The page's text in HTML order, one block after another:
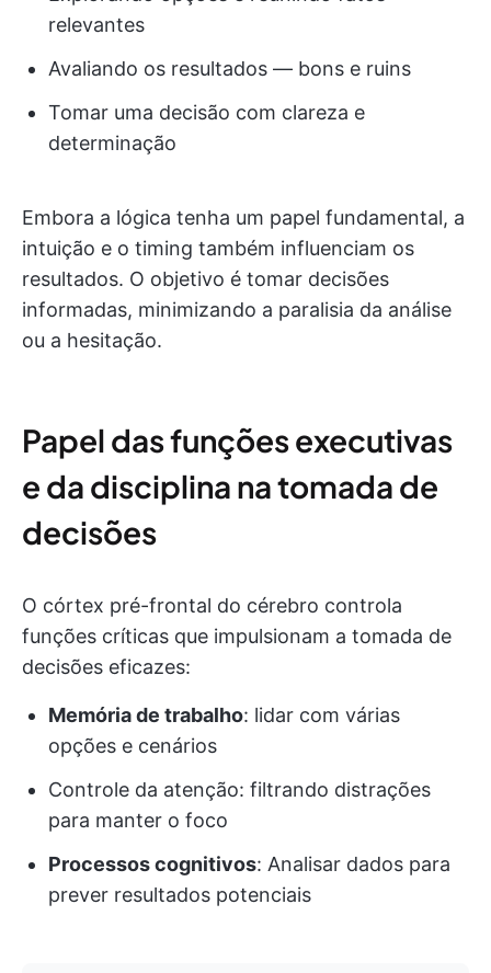
relevantes
Avaliando os resultados — bons e ruins
Tomar uma decisão com clareza e
determinação
Embora a lógica tenha um papel fundamental, a
intuição e o timing também influenciam os
resultados. O objetivo é tomar decisões
informadas, minimizando a paralisia da análise
ou a hesitação.
Papel das funções executivas
e da disciplina na tomada de
decisões
O córtex pré-frontal do cérebro controla
funções críticas que impulsionam a tomada de
decisões eficazes:
Memória de trabalho: lidar com várias
opções e cenários
Controle da atenção: filtrando distrações
para manter o foco
Processos cognitivos: Analisar dados para
prever resultados potenciais